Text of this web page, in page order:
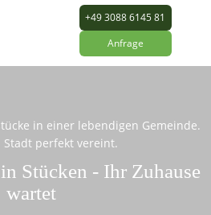
+49 3088 6145 81
Anfrage
in einer lebendigen Gemeinde.
perfekt vereint.
Stücken - Ihr Zuhause
wartet